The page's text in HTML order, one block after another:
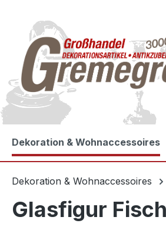
Dekoration & Wohnaccessoires
Dekoration & Wohnaccessoires
Glasfigur